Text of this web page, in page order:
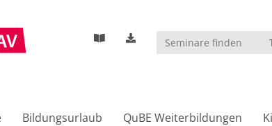
Bildungsurlaub QuBE Weiterbildungen